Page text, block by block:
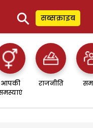
⚲ सब्सक्राइब
आपकी
राजनीति